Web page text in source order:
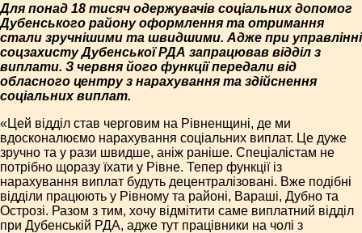
Для понад 18 тисяч одержувачів соціальних допомог
Дубенського району оформлення та отримання
стали зручнішими та швидшими. Адже при управлінні
соцзахисту Дубенської РДА запрацював відділ з
виплати. З червня його функції передали від
обласного центру з нарахування та здійснення
соціальних виплат.
«Цей відділ став черговим на Рівненщині, де ми
вдосконалюємо нарахування соціальних виплат. Це дуже
зручно та у рази швидше, аніж раніше. Спеціалістам не
потрібно щоразу їхати у Рівне. Тепер функції із
нарахування виплат будуть децентралізовані. Вже подібні
відділи працюють у Рівному та районі, Вараші, Дубно та
Острозі. Разом з тим, хочу відмітити саме виплатний відділ
при Дубенській РДА, адже тут працівники на чолі з